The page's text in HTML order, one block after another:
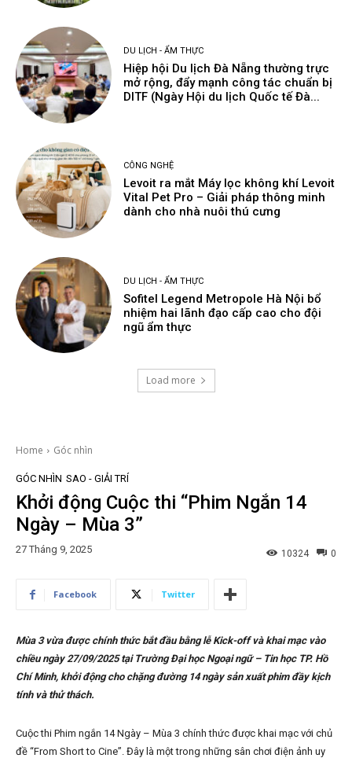
DU LỊCH - ẨM THỰC
Hiệp hội Du lịch Đà Nẵng thường trực
mở rộng, đẩy mạnh công tác chuẩn bị
DITF (Ngày Hội du lịch Quốc tế Đà...
CÔNG NGHỆ
Levoit ra mắt Máy lọc không khí Levoit
Vital Pet Pro – Giải pháp thông minh
dành cho nhà nuôi thú cưng
DU LỊCH - ẨM THỰC
Sofitel Legend Metropole Hà Nội bổ
nhiệm hai lãnh đạo cấp cao cho đội
ngũ ẩm thực
Load more